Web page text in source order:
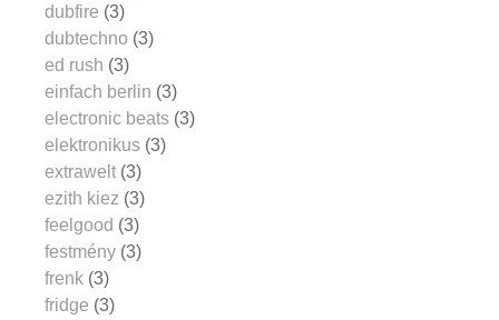
dubfire (3)
dubtechno (3)
ed rush (3)
einfach berlin (3)
electronic beats (3)
elektronikus (3)
extrawelt (3)
ezith kiez (3)
feelgood (3)
festmény (3)
frenk (3)
fridge (3)